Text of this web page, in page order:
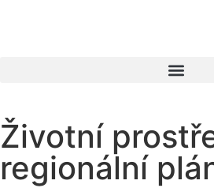
Životní
regionální